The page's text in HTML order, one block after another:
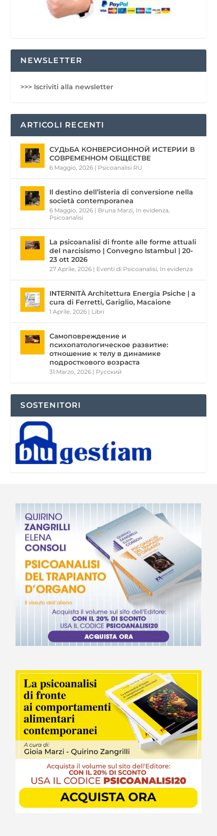
NEWSLETTER
>>> Iscriviti alla newsletter
ARTICOLI RECENTI
СУДЬБА КОНВЕРСИОННОЙ ИСТЕРИИ В
СОВРЕМЕННОМ ОБЩЕСТВЕ
6 Maggio, 2026 | Psicoanalisi RU
Il destino dell’isteria di conversione nella
società contemporanea
6 Maggio, 2026 | Bruna Marzi In evidenza
Psicoanalisi
La psicoanalisi di fronte alle forme attuali
del narcisismo | Convegno Istambul | 20-
23 ott 2026
27 Aprile, 2026 | Eventi di Psicoanalisi In evidenza
INTERNITÀ Architettura Energia Psiche | a
cura di Ferretti, Gariglio, Macaione
1 Aprile, 2026 | Libri
Самоповреждение и
психопатологическое развитие:
отношение к телу в динамике
подросткового возраста
31 Marzo, 2026 | Pусский
SOSTENITORI